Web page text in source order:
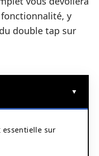
y
double tap sur
essentielle sur